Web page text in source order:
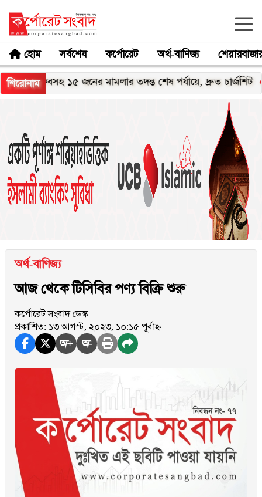
হোম সর্বশেষ কর্পোরেট অর্থ-বাণিজ্য
শিরোনাম১৫ জনের মামলার তদন্ত শেষ পর্যায়ে, দ্রুত চার্জশিট শান্তা
অর্থ-বাণিজ্য
আজ থেকে টিসিবির পণ্য বিক্রি শুরু
কর্পোরেট সংবাদ ডেস্ক
প্রকাশিত: ১৩ আগস্ট, ২০২৩, ১০:১৫ পূর্বাহ্ন
অ+ অ-